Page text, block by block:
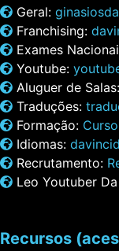
Geral:
Franchising:
Exames
Youtube:
Aluguer de Salas:
Traduções:
Formação:
Idiomas:
Recrutamento:
Leo Youtuber
Recursos